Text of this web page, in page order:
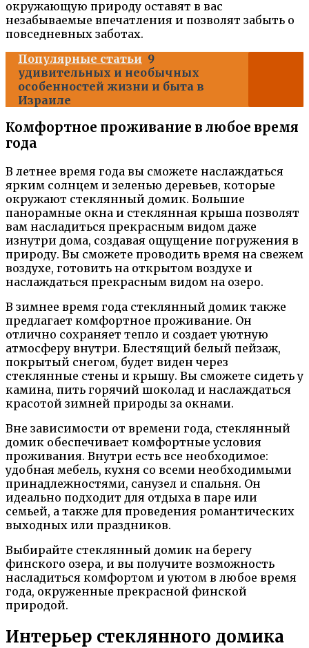
окружающую природу оставят в вас
незабываемые впечатления и позволят забыть о
повседневных заботах.
Популярные статьи 9
удивительных и необычных
особенностей жизни и быта в
Израиле
Комфортное проживание в любое время
года
В летнее время года вы сможете наслаждаться
ярким солнцем и зеленью деревьев, которые
окружают стеклянный домик. Большие
панорамные окна и стеклянная крыша позволят
вам насладиться прекрасным видом даже
изнутри дома, создавая ощущение погружения в
природу. Вы сможете проводить время на свежем
воздухе, готовить на открытом воздухе и
наслаждаться прекрасным видом на озеро.
В зимнее время года стеклянный домик также
предлагает комфортное проживание. Он
отлично сохраняет тепло и создает уютную
атмосферу внутри. Блестящий белый пейзаж,
покрытый снегом, будет виден через
стеклянные стены и крышу. Вы сможете сидеть у
камина, пить горячий шоколад и наслаждаться
красотой зимней природы за окнами.
Вне зависимости от времени года, стеклянный
домик обеспечивает комфортные условия
проживания. Внутри есть все необходимое:
удобная мебель, кухня со всеми необходимыми
принадлежностями, санузел и спальня. Он
идеально подходит для отдыха в паре или
семьей, а также для проведения романтических
выходных или праздников.
Выбирайте стеклянный домик на берегу
финского озера, и вы получите возможность
насладиться комфортом и уютом в любое время
года, окруженные прекрасной финской
природой.
Интерьер стеклянного домика